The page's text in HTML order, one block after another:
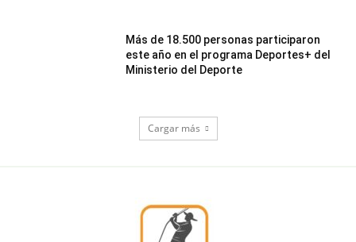
Más de 18.500 personas participaron
este año en el programa Deportes+ del
Ministerio del Deporte
Cargar más